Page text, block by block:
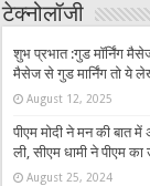
टेक्नोलॉजी
शुभ प्रभात :गुड मॉर्निंग
मैसेज से गुड मार्निंग तो
August 12, 2025
पीएम मोदी ने मन की बात
ली, सीएम धामी ने पीएम का
August 25, 2024